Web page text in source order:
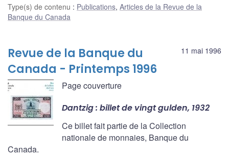
Type(s) de contenu : Publications, Articles de la Revue de la
Banque du Canada
11 mai 1996
Revue de la Banque du
Canada - Printemps 1996
Page couverture
Dantzig : billet de vingt gulden, 1932
Ce billet fait partie de la Collection
nationale de monnaies, Banque du
Canada.